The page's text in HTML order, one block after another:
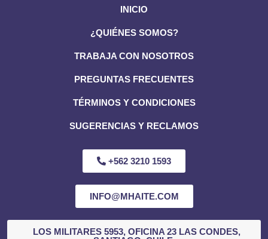
INICIO
¿QUIÉNES SOMOS?
TRABAJA CON NOSOTROS
PREGUNTAS FRECUENTES
TÉRMINOS Y CONDICIONES
SUGERENCIAS Y RECLAMOS
+562 3210 1593
INFO@MHAITE.COM
LOS MILITARES 5953, OFICINA 23 LAS CONDES,